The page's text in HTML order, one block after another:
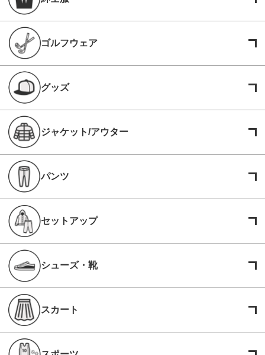
ゴルフウェア
グッズ
ジャケット/アウター
パンツ
セットアップ
シューズ・靴
スカート